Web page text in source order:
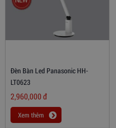
Đèn Bàn Led Panasonic HH-
LT0623
2,960,000đ
Xem thêm